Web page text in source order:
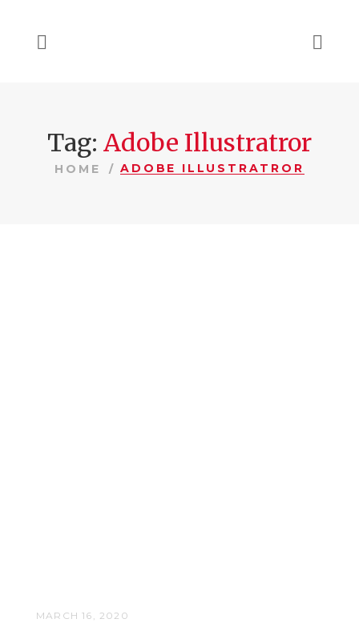
Tag: Adobe Illustratror
HOME ADOBE ILLUSTRATROR
MARCH 16, 2020